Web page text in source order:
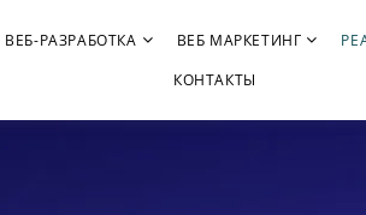
ВЕБ-РАЗРАБОТКА ВЕБ МАРКЕТИНГ
КОНТАКТЫ